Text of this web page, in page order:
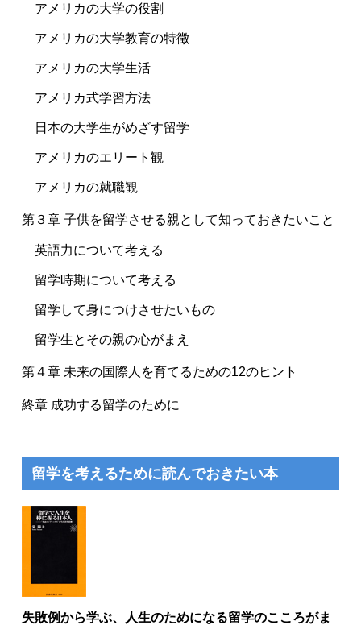
アメリカの大学の役割
アメリカの大学教育の特徴
アメリカの大学生活
アメリカ式学習方法
日本の大学生がめざす留学
アメリカのエリート観
アメリカの就職観
第３章 子供を留学させる親として知っておきたいこと
英語力について考える
留学時期について考える
留学して身につけさせたいもの
留学生とその親の心がまえ
第４章 未来の国際人を育てるための12のヒント
終章 成功する留学のために
留学を考えるために読んでおきたい本
失敗例から学ぶ、人生のためになる留学のこころがま